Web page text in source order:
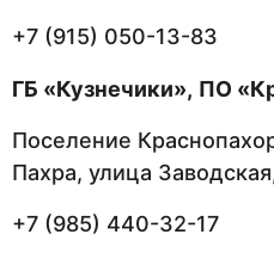
+7 (915) 050-13-83
ГБ «Кузнечики», ПО
Поселение
Пахра, улица
+7 (985) 440-32-17